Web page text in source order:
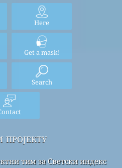
Here
Get a mask!
Search
тим за Светски индекс